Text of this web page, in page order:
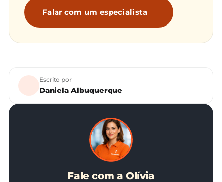
Falar com um especialista
Escrito por
Daniela Albuquerque
Fale com a Olívia